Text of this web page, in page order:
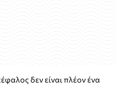
δεν είναι πλέον ένα